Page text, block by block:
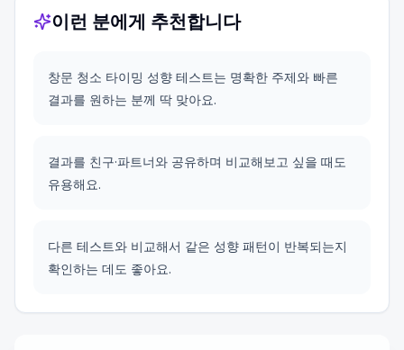
이런 분에게 추천합니다
창문 청소 타이밍 성향 테스트는 명확한 주제와 빠른
결과를 원하는 분께 딱 맞아요.
결과를 친구·파트너와 공유하며 비교해보고 싶을 때도
유용해요.
다른 테스트와 비교해서 같은 성향 패턴이 반복되는지
확인하는 데도 좋아요.